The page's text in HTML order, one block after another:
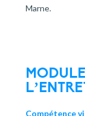
Marne.
MODULE
Compétence